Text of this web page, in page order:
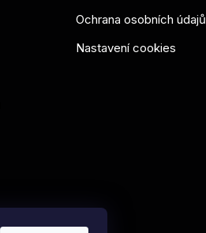
Ochrana osobních údajů
Nastavení cookies